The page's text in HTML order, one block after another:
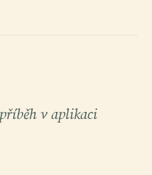
v aplikaci